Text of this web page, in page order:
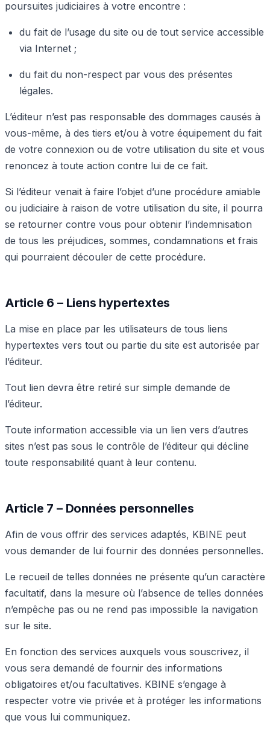
poursuites judiciaires à votre encontre :
du fait de l’usage du site ou de tout service accessible
via Internet ;
du fait du non-respect par vous des présentes
légales.
L’éditeur n’est pas responsable des dommages causés à
vous-même, à des tiers et/ou à votre équipement du fait
de votre connexion ou de votre utilisation du site et vous
renoncez à toute action contre lui de ce fait.
Si l’éditeur venait à faire l’objet d’une procédure amiable
ou judiciaire à raison de votre utilisation du site, il pourra
se retourner contre vous pour obtenir l’indemnisation
de tous les préjudices, sommes, condamnations et frais
qui pourraient découler de cette procédure.
Article 6 – Liens hypertextes
La mise en place par les utilisateurs de tous liens
hypertextes vers tout ou partie du site est autorisée par
l’éditeur.
Tout lien devra être retiré sur simple demande de
l’éditeur.
Toute information accessible via un lien vers d’autres
sites n’est pas sous le contrôle de l’éditeur qui décline
toute responsabilité quant à leur contenu.
Article 7 – Données personnelles
Afin de vous offrir des services adaptés, KBINE peut
vous demander de lui fournir des données personnelles.
Le recueil de telles données ne présente qu’un caractère
facultatif, dans la mesure où l’absence de telles données
n’empêche pas ou ne rend pas impossible la navigation
sur le site.
En fonction des services auxquels vous souscrivez, il
vous sera demandé de fournir des informations
obligatoires et/ou facultatives. KBINE s’engage à
respecter votre vie privée et à protéger les informations
que vous lui communiquez.